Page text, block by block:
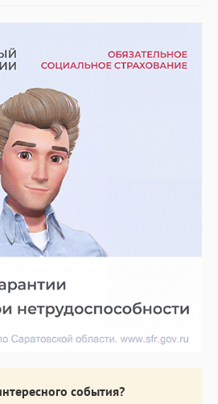
события?